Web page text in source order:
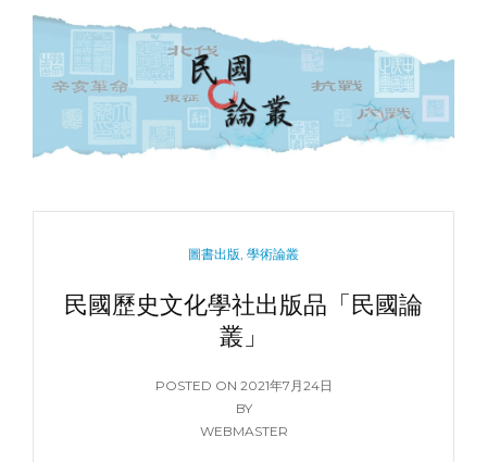
品
「民
史
料」
CATEGORIES
圖書出版, 學術論叢
民國歷史文化學社出版品「民國論
叢」
POSTED ON POSTED
ON
2021年7月24日
BY
WEBMASTER